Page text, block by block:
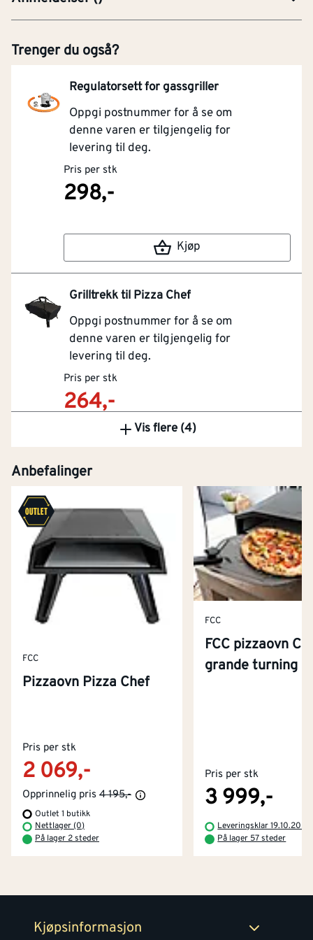
Trenger du også?
Regulatorsett for gassgriller
Oppgi postnummer for å se om
denne varen er tilgjengelig for
levering til deg.
Pris per stk
298,-
Kjøp
Grilltrekk til Pizza Chef
Oppgi postnummer for å se om
denne varen er tilgjengelig for
levering til deg.
Pris per stk
264,-
Vis flere (4)
Anbefalinger
FCC
Pizzaovn Pizza Chef
Pris per stk
2 069,-
Opprinnelig pris 4 195,-
Outlet 1 butikk
Nettlager (0)
På lager 2 steder
FCC
FCC pizzaovn
grande turning
Pris per stk
3 999,-
Leveringsklar 19.10.2026
På lager 57 steder
Kjøpsinformasjon
Kjøpsbetingelser
Betaling
Retur- og angrerettsskjema
Kontakt oss
Tjenester
Montér Klubb
Om Montér
Byggevarehus og åpningstider
Prismatch